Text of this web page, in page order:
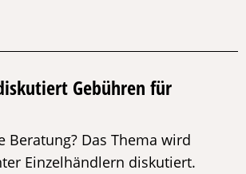
Gebühren für
Beratung? Das Thema wird
Einzelhändlern diskutiert.